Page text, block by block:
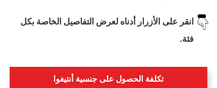
انقر على الأزرار أدناه لعرض التفاصيل الخاصة بكل
فئة.
تكلفة الحصول على جنسية أنتيغوا